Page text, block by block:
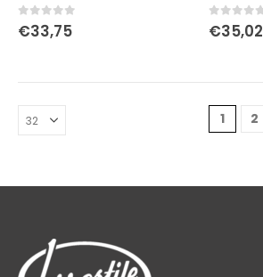
0Su 5
€33,75 0Su 5
€35,02
1 2